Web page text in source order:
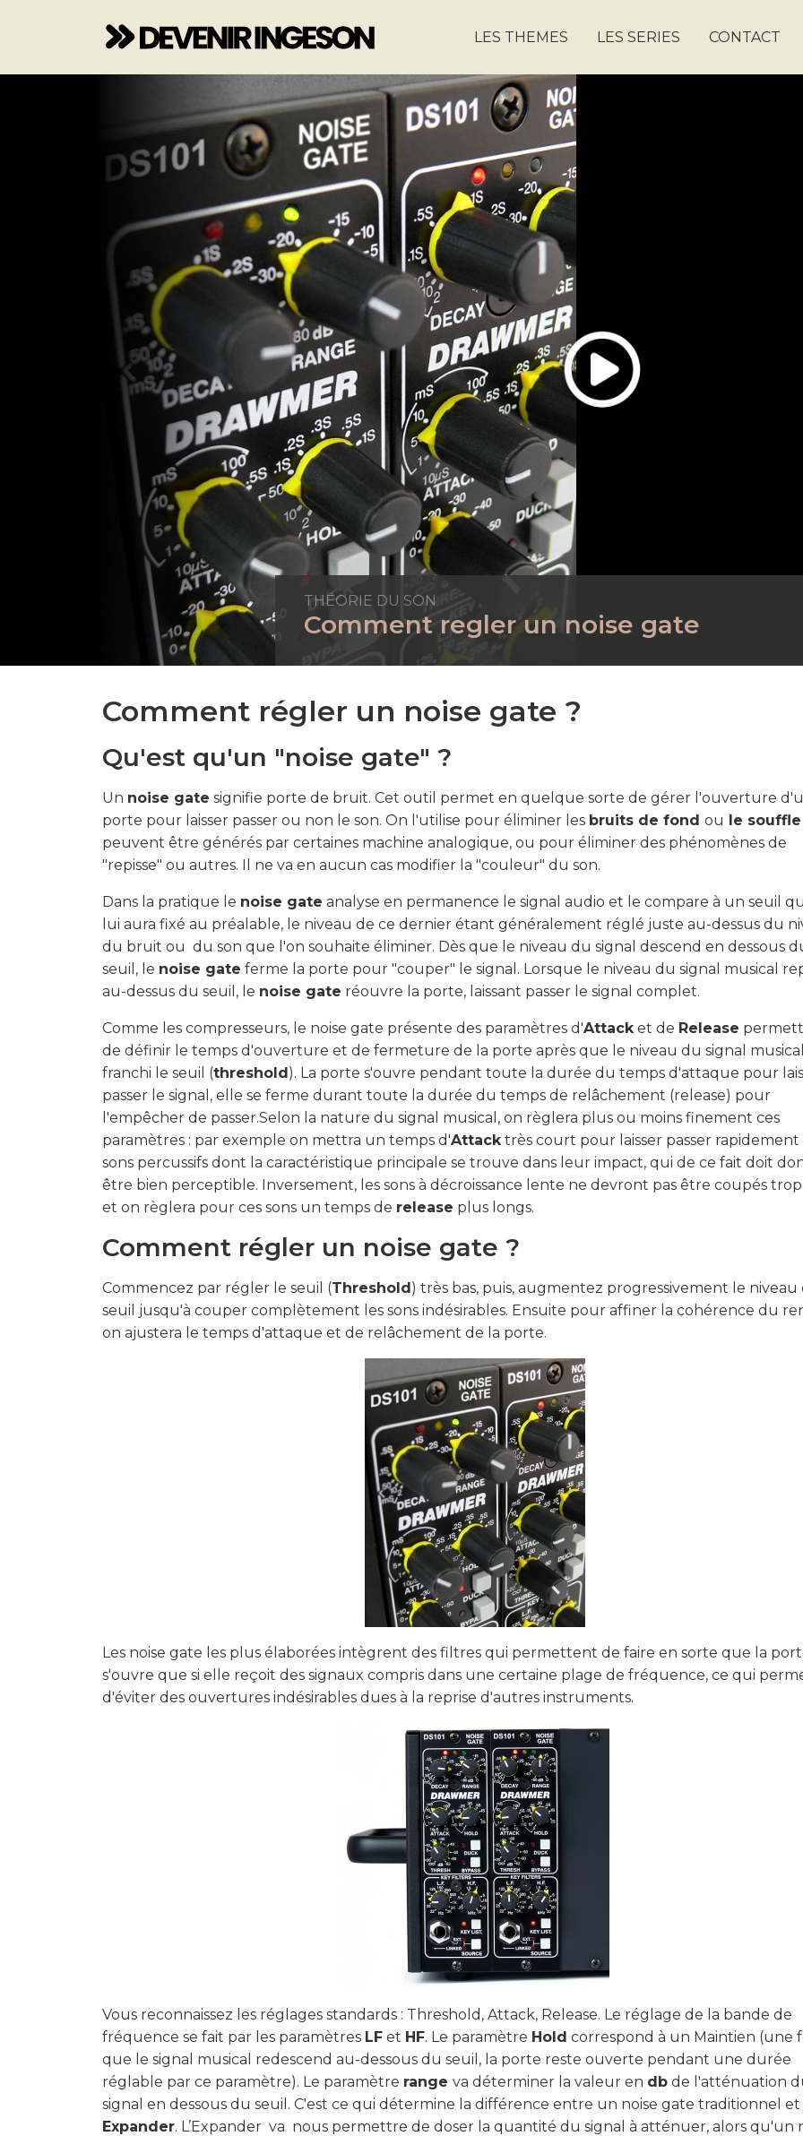
LES THEMES LES SERIES CONTACT
THÉORIE DU SON
Comment regler un noise gate
Comment régler un noise gate ?
Qu'est qu'un "noise gate" ?
Un noise gate signifie porte de bruit. Cet outil permet en quelque sorte de gérer l'ouverture
porte pour laisser passer ou non le son. On l'utilise pour éliminer les bruits de fond ou le souffle
peuvent être générés par certaines machine analogique, ou pour éliminer des phénomènes de
"repisse" ou autres. Il ne va en aucun cas modifier la "couleur" du son.
Dans la pratique le noise gate analyse en permanence le signal audio et le compare à un seuil
lui aura fixé au préalable, le niveau de ce dernier étant généralement réglé juste au-dessus du
du bruit ou du son que l'on souhaite éliminer. Dès que le niveau du signal descend en dessous
seuil, le noise gate ferme la porte pour "couper" le signal. Lorsque le niveau du signal musical
au-dessus du seuil, le noise gate réouvre la porte, laissant passer le signal complet.
Comme les compresseurs, le noise gate présente des paramètres d'Attack et de Release
de définir le temps d'ouverture et de fermeture de la porte après que le niveau du signal
franchi le seuil (threshold). La porte s'ouvre pendant toute la durée du temps d'attaque pour
passer le signal, elle se ferme durant toute la durée du temps de relâchement (release) pour
l'empêcher de passer.Selon la nature du signal musical, on règlera plus ou moins finement ces
paramètres : par exemple on mettra un temps d'Attack très court pour laisser passer rapidement
sons percussifs dont la caractéristique principale se trouve dans leur impact, qui de ce fait doit
être bien perceptible. Inversement, les sons à décroissance lente ne devront pas être coupés
et on règlera pour ces sons un temps de release plus longs.
Comment régler un noise gate ?
Commencez par régler le seuil (Threshold) très bas, puis, augmentez progressivement le niveau
seuil jusqu'à couper complètement les sons indésirables. Ensuite pour affiner la cohérence du
on ajustera le temps d'attaque et de relâchement de la porte.
Les noise gate les plus élaborées intègrent des filtres qui permettent de faire en sorte que la
s'ouvre que si elle reçoit des signaux compris dans une certaine plage de fréquence, ce qui
d'éviter des ouvertures indésirables dues à la reprise d'autres instruments.
Vous reconnaissez les réglages standards : Threshold, Attack, Release. Le réglage de la bande de
fréquence se fait par les paramètres LF et HF. Le paramètre Hold correspond à un Maintien (une
que le signal musical redescend au-dessous du seuil, la porte reste ouverte pendant une durée
réglable par ce paramètre). Le paramètre range va déterminer la valeur en db de l'atténuation
signal en dessous du seuil. C'est ce qui détermine la différence entre un noise gate traditionnel
Expander. L’Expander va nous permettre de doser la quantité du signal à atténuer, alors qu'un